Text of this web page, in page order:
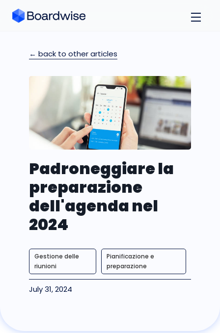
← back to other articles
Padroneggiare la
preparazione
dell'agenda nel
2024
Gestione delle
riunioni
Pianificazione e
preparazione
July 31, 2024